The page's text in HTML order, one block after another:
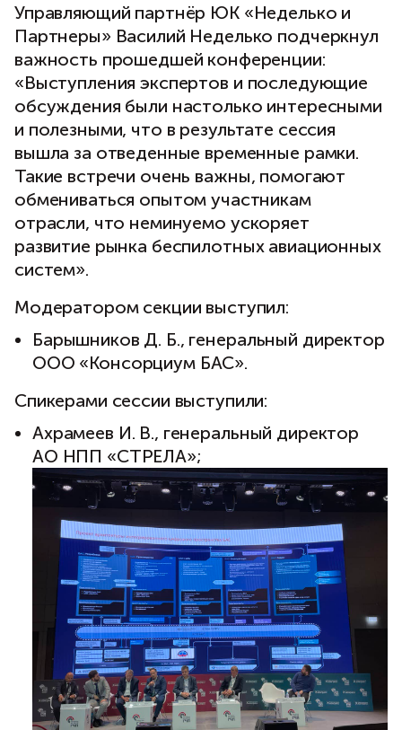
Управляющий партнёр ЮК «Неделько и
Партнеры» Василий Неделько подчеркнул
важность прошедшей конференции:
«Выступления экспертов и последующие
обсуждения были настолько интересными
и полезными, что в результате сессия
вышла за отведенные временные рамки.
Такие встречи очень важны, помогают
обмениваться опытом участникам
отрасли, что неминуемо ускоряет
развитие рынка беспилотных авиационных
систем».
Модератором секции выступил:
Барышников Д. Б., генеральный директор
ООО «Консорциум БАС».
Спикерами сессии выступили:
Ахрамеев И. В., генеральный директор
АО НПП «СТРЕЛА»;